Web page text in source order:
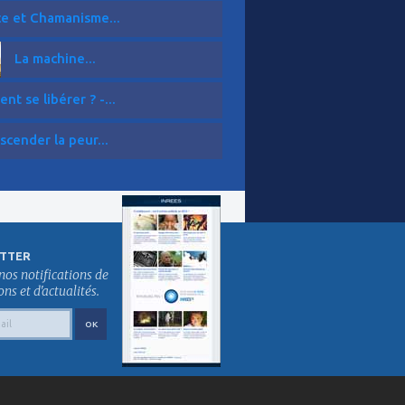
et Chamanisme...
La machine...
se libérer ? -...
la peur...
notifications de
et d'actualités.